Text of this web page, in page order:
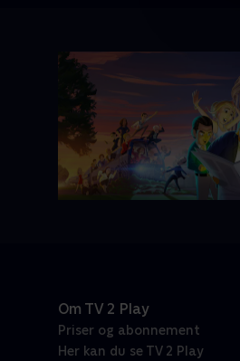
Om TV 2 Play
Priser og abonnement
Her kan du se TV 2 Play